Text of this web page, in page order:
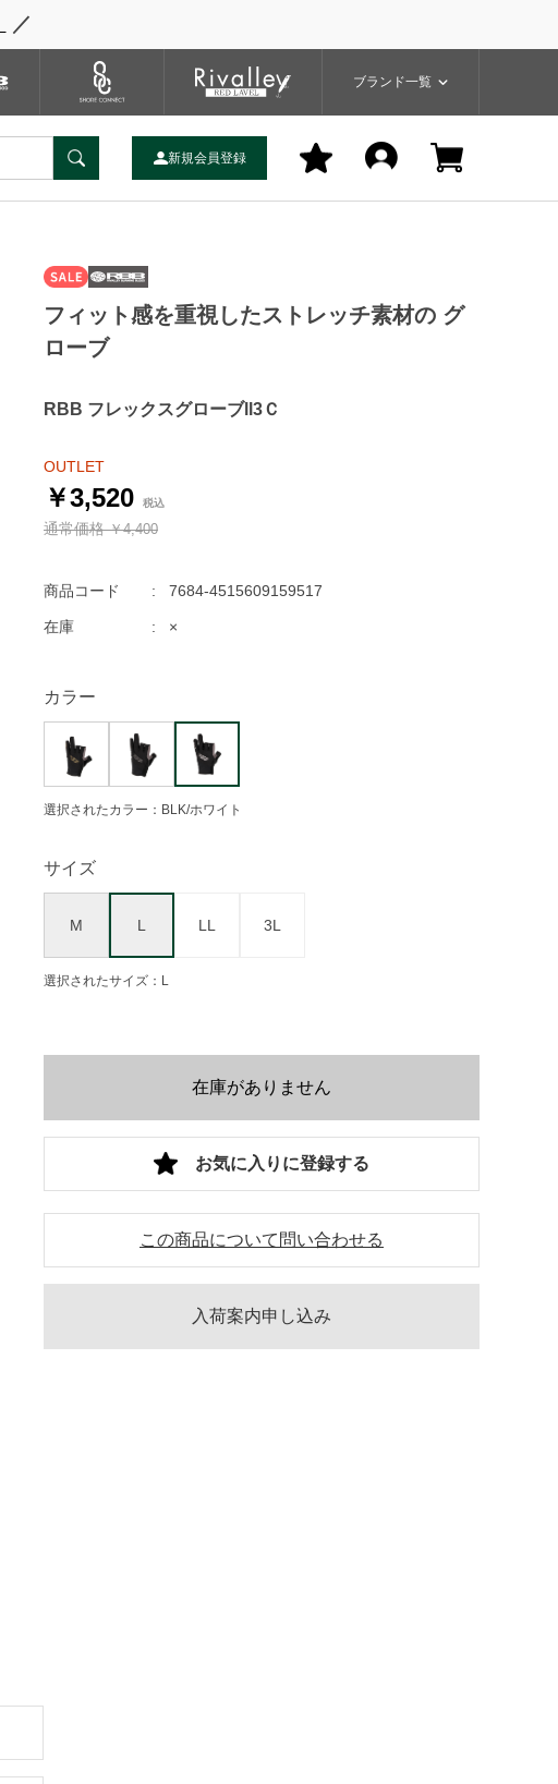
／
ブランド一覧
新規会員登録
キャップ
フィット感を重視したストレッチ素材の グ
ローブ
RBB フレックスグローブll3Ｃ
OUTLET
￥3,520
通常価格￥4,400
商品コード 7684-4515609159517
在庫 ×
カラー
選択されたカラー：BLK/ホワイト
サイズ
M L LL 3L
選択されたサイズ：L
在庫がありません
入荷案内申し込み
この商品について問い合わせる
お気に入りに登録する